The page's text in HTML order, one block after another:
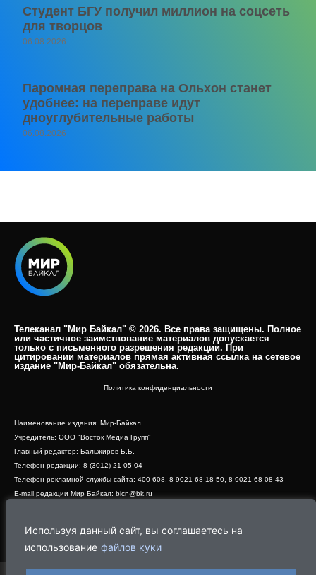
Используя данный сайт, вы соглашаетесь на
использование файлов куки
Студент БГУ получил миллион на соцсеть
для творцов
06.08.2026
Паромная переправа на Ольхон станет
удобнее: на переправе идут
дноуглубительные работы
06.08.2026
Телеканал "Мир Байкал" © 2026. Все права защищены. Полное
или частичное заимствование материалов допускается
только с письменного разрешения редакции. При
цитировании материалов прямая активная ссылка на сетевое
издание "Мир-Байкал" обязательна.​
Политика конфиденциальности
Наименование издания: Мир-Байкал
Учредитель: ООО "Восток Медиа Групп"
Главный редактор: Бальжиров Б.Б.
Телефон редакции: 8 (3012) 21-05-04
Телефон рекламной службы сайта: 400-608, 8-9021-68-18-50, 8-9021-68-08-43
E-mail редакции Мир Байкал: bicn@bk.ru
Адрес редакции: 670000, г. Улан-Удэ, ул. Профсоюзная, дом 44, офис 1